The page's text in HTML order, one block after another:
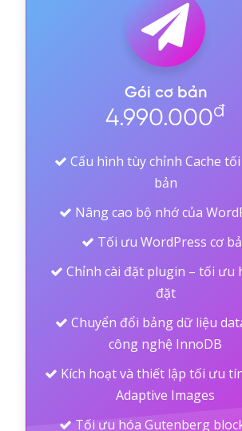
Gói cơ bản
4.990.000đ
Cấu hình tùy chỉnh Cache
bản
Nâng cao bộ nhớ của
Tối ưu WordPress cơ
Chỉnh cài đặt plugin – tối ưu
đặt
Chuyển đổi bảng dữ liệu
công nghệ InnoDB
Kích hoạt và thiết lập tối ưu
Adaptive Images
Tối ưu hóa Gutenberg